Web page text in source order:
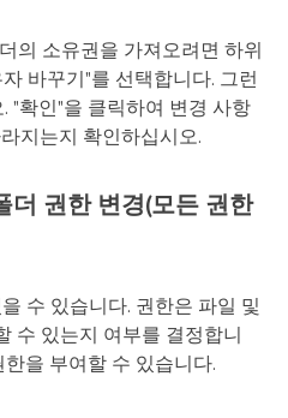
의 소유권을 가져오려면 하위
바꾸기"를 선택합니다. 그런
"확인"을 클릭하여 변경 사항
지는지 확인하십시오.
더 권한 변경(모든 권한
수 있습니다. 권한은 파일 및
수 있는지 여부를 결정합니
을 부여할 수 있습니다.